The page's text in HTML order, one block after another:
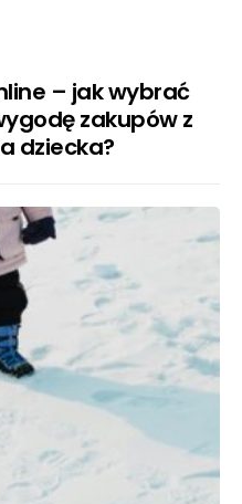
– jak wybrać
zakupów z
dziecka?